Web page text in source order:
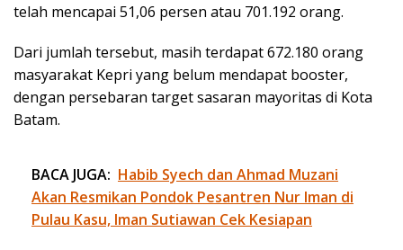
telah mencapai 51,06 persen atau 701.192 orang.
Dari jumlah tersebut, masih terdapat 672.180 orang
masyarakat Kepri yang belum mendapat booster,
dengan persebaran target sasaran mayoritas di Kota
Batam.
BACA JUGA: Habib Syech dan Ahmad Muzani
Akan Resmikan Pondok Pesantren Nur Iman di
Pulau Kasu, Iman Sutiawan Cek Kesiapan